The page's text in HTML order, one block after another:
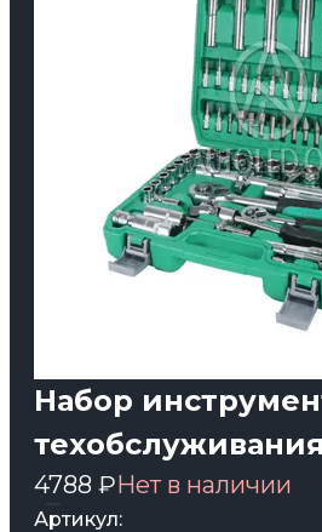
Набор
4788 ₽Нет в наличии
Артикул: